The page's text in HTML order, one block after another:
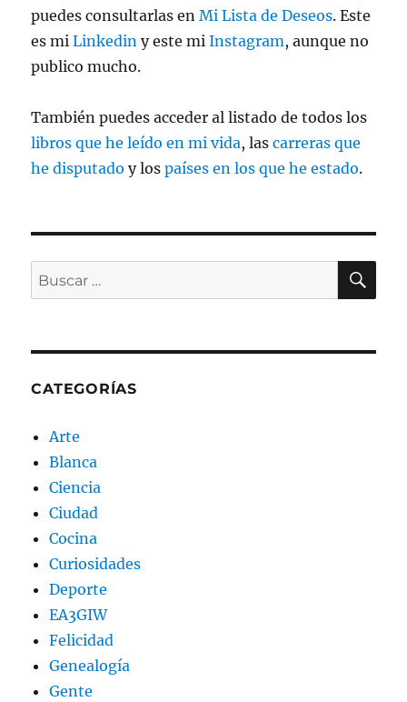
puedes consultarlas enMi Lista de Deseos. Este
es miLinkedin y este miInstagram, aunque no
publico mucho.
También puedes acceder al listado de todos los
libros que he leído en mi vida, lascarreras que
he disputado y lospaíses en los que he estado.
Buscar
por:
CATEGORÍAS
Arte
Blanca
Ciencia
Ciudad
Cocina
Curiosidades
Deporte
EA3GIW
Felicidad
Genealogía
Gente